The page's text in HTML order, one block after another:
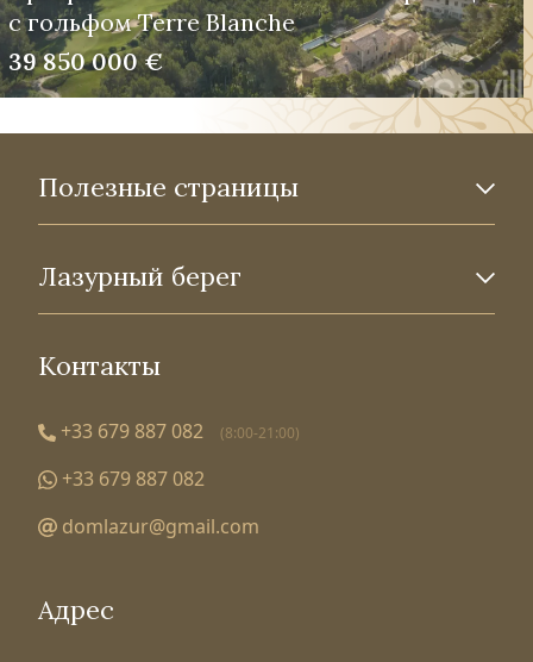
с гольфом Terre Blanche
39 850 000 €
Полезные страницы
Лазурный берег
Контакты
+33 679 887 082 (8:00-21:00)
+33 679 887 082
domlazur@gmail.com
Адрес